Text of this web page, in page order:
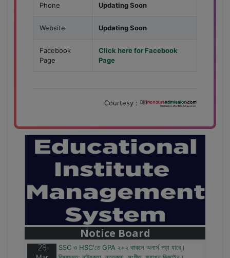
Phone Updating Soon
Website Updating Soon
Facebook
Page
Click here for Facebook
Page
Courtesy :
Notice Board
বাজেটের মধ্যে প্রাইভেট ইউনিভার্সিটিতে অনার্স পড়ার সুযোগ।
২০টির অধিক বিষয়, ৪ বছরে মোট খরচ ২ লক্ষ থেকে ৫ লক্ষ টাকা।
আবেদন লিংকঃ HonoursAdmission.com/apply
28
Mar
SSC ও HSC'তে GPA ২+২ থাকলে অনার্স পড়া যাবে।
বিষয়সমূহ: নাট্যকলা, নৃত্যকলা, সংগীত, ফ্যাশন ডিজাইন।